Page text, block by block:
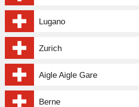
Lugano
Zurich
Aigle Aigle Gare
Berne